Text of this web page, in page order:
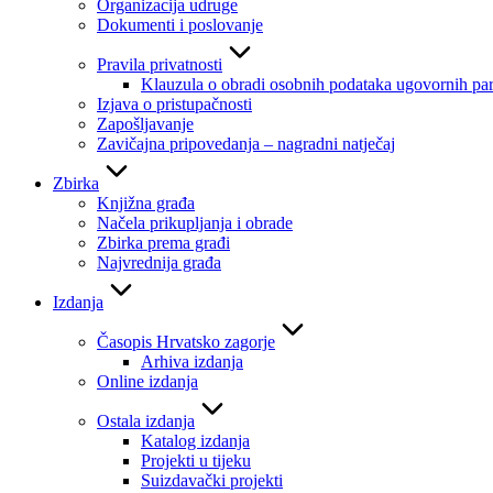
Organizacija udruge
Dokumenti i poslovanje
Pravila privatnosti
Klauzula o obradi osobnih podataka ugovornih
Izjava o pristupačnosti
Zapošljavanje
Zavičajna pripovedanja – nagradni natječaj
Zbirka
Knjižna građa
Načela prikupljanja i obrade
Zbirka prema građi
Najvrednija građa
Izdanja
Časopis Hrvatsko zagorje
Arhiva izdanja
Online izdanja
Ostala izdanja
Katalog izdanja
Projekti u tijeku
Suizdavački projekti